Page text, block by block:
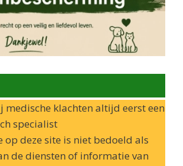
medische klachten altijd eerst een
specialist
op deze site is niet bedoeld als
de diensten of informatie van